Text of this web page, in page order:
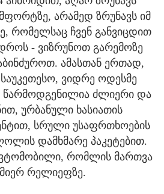
არამედ ზრუნავს იმ
რომელსაც ჩვენ განვიცდით
დროს - ვიზრუნოთ გარემოზე
ამასთან ერთად,
ვიდრე ოდესმე
ძლიერი და
ურბანული ხასიათის
სრული უსაფრთხოების
დამხმარე პაკეტებით.
რომლის მართვა
რელიეფზე.